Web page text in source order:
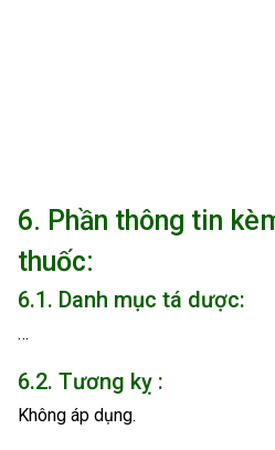
6. Phần thông tin
thuốc:
6.1. Danh mục tá dược:
…
6.2. Tương kỵ :
Không áp dụng.